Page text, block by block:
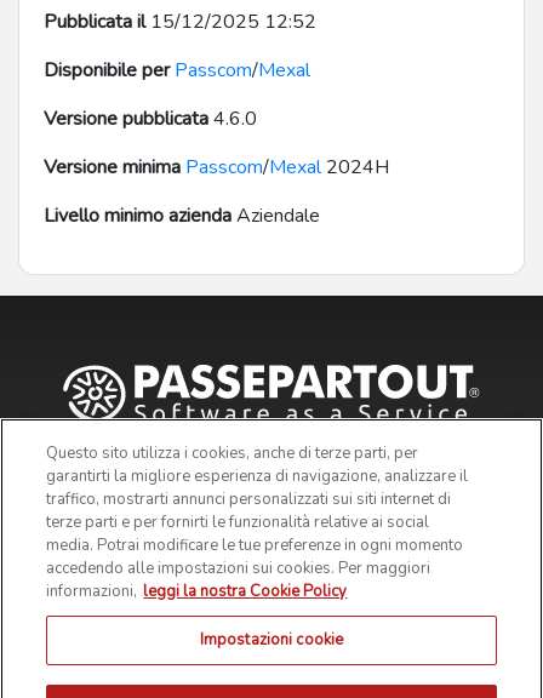
Pubblicata il15/12/2025 12:52
Disponibile per Passcom/Mexal
Versione pubblicata4.6.0
Versione minima Passcom/Mexal2024H
Livello minimo aziendaAziendale
© 2019 Passepartout s.p.a. - c/o SM HUB - Via Consiglio dei
Sessanta 99, 47891 Dogana Repubblica di San Marino - Codice
Operatore Economico SM03473 - Iscrizione Registro Società n° 6210
Questo sito utilizza i cookies, anche di terze parti, per
garantirti la migliore esperienza di navigazione, analizzare il
traffico, mostrarti annunci personalizzati sui siti internet di
terze parti e per fornirti le funzionalità relative ai social
media. Potrai modificare le tue preferenze in ogni momento
accedendo alle impostazioni sui cookies. Per maggiori
informazioni, leggi la nostra Cookie Policy
Impostazioni cookie